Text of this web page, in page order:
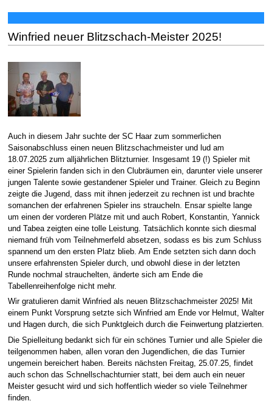
Winfried neuer Blitzschach-Meister 2025!
Auch in diesem Jahr suchte der SC Haar zum sommerlichen
Saisonabschluss einen neuen Blitzschachmeister und lud am
18.07.2025 zum alljährlichen Blitzturnier. Insgesamt 19 (!) Spieler mit
einer Spielerin fanden sich in den Clubräumen ein, darunter viele unserer
jungen Talente sowie gestandener Spieler und Trainer. Gleich zu Beginn
zeigte die Jugend, dass mit ihnen jederzeit zu rechnen ist und brachte
somanchen der erfahrenen Spieler ins straucheln. Ensar spielte lange
um einen der vorderen Plätze mit und auch Robert, Konstantin, Yannick
und Tabea zeigten eine tolle Leistung. Tatsächlich konnte sich diesmal
niemand früh vom Teilnehmerfeld absetzen, sodass es bis zum Schluss
spannend um den ersten Platz blieb. Am Ende setzten sich dann doch
unsere erfahrensten Spieler durch, und obwohl diese in der letzten
Runde nochmal strauchelten, änderte sich am Ende die
Tabellenreihenfolge nicht mehr.
Wir gratulieren damit Winfried als neuen Blitzschachmeister 2025! Mit
einem Punkt Vorsprung setzte sich Winfried am Ende vor Helmut, Walter
und Hagen durch, die sich Punktgleich durch die Feinwertung platzierten.
Die Spielleitung bedankt sich für ein schönes Turnier und alle Spieler die
teilgenommen haben, allen voran den Jugendlichen, die das Turnier
ungemein bereichert haben. Bereits nächsten Freitag, 25.07.25, findet
auch schon das Schnellschachturnier statt, bei dem auch ein neuer
Meister gesucht wird und sich hoffentlich wieder so viele Teilnehmer
finden.